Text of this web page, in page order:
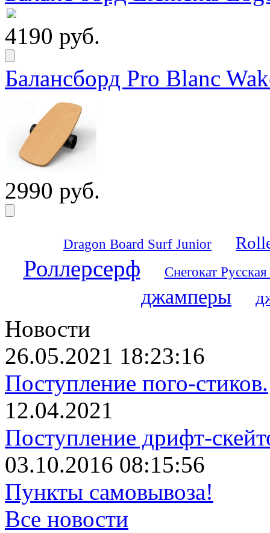
4190 руб.
Балансборд Pro Blanc
2990 руб.
Dragon Board Surf Junior
Роллерсерф Снегокат
джамперы
Новости
26.05.2021 18:23:16
Поступление пого-стиков.
12.04.2021
Поступление дрифт-
03.10.2016 08:15:56
Пункты самовывоза!
Все новости